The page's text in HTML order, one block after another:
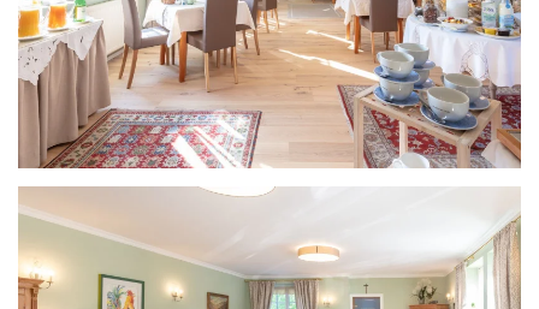
Grössere Ansicht